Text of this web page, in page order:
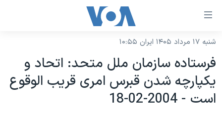
لینکهای
دسترسی
جهش
محتوای
اصلی
نسخه سبک وب‌سایت
موضوع ها
برنامه های تلویزیونی
شنبه ۱۷ مرداد ۱۴۰۵ ایران ۱۰:۵۵
فرستاده سازمان ملل متحد: اتحاد و
يکپارچه شدن قبرس امری قريب الوقوع
است - 2004-02-18